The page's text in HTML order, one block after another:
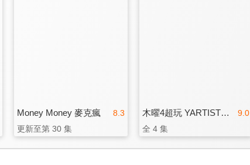
8.3
Money Money 麥克瘋
更新至第 30 集
9.0
木曜4超玩 YARTIST全明星運動大會
全 4 集